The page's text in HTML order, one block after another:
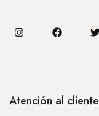
Atención al cliente